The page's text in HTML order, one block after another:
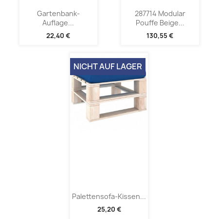
Gartenbank-
Auflage...
22,40 €
287714 Modular
Pouffe Beige...
130,55 €
Palettensofa-Kissen...
25,20 €
NICHT AUF LAGER